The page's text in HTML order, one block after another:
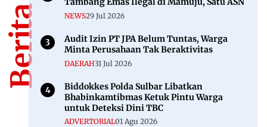
NEWS29 Jul 2026
Audit Izin PT JPA Belum Tuntas, Warga
Minta Perusahaan Tak Beraktivitas
DAERAH31 Jul 2026
Biddokkes Polda Sulbar Libatkan
Bhabinkamtibmas Ketuk Pintu Warga
untuk Deteksi Dini TBC
ADVERTORIAL01 Agu 2026